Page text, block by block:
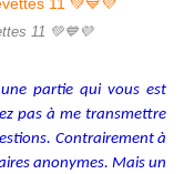
11 💚💙💜
partie qui vous est
pas à me transmettre
Contrairement à
anonymes. Mais un